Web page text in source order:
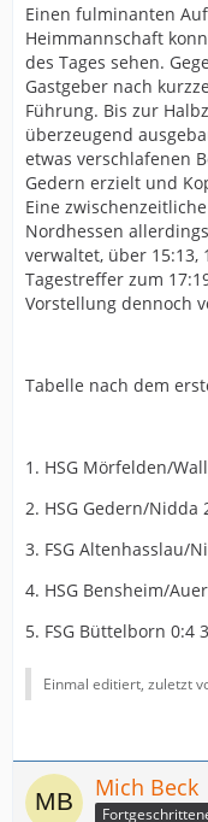
Einen fulminanten
Heimmannschaft
des Tages sehen.
Gastgeber nach
Führung. Bis zur
überzeugend
etwas verschlafenen
Gedern erzielt und
Eine
Nordhessen
verwaltet, über
Tagestreffer zum
Vorstellung dennoch
Tabelle nach dem
1. HSG Mörfelden/
2. HSG Gedern/Nidda
3. FSG Altenhasslau/
4. HSG Bensheim/
5. FSG Büttelborn 0:4
Einmal editiert, zuletzt
Mich Beck